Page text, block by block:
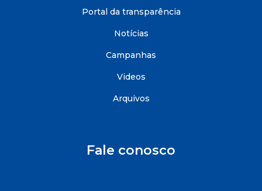
Portal da transparência
Notícias
Campanhas
Videos
Arquivos
Fale conosco